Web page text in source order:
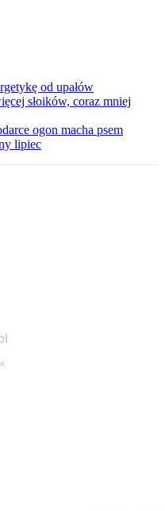
od upałów
słoików, coraz mniej
ogon macha psem
lipiec